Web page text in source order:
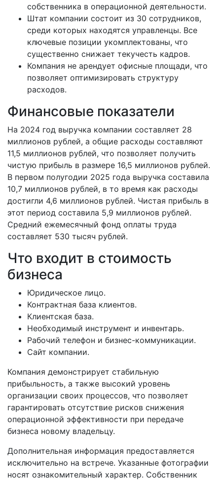
собственника в операционной деятельности.
Штат компании состоит из 30 сотрудников,
среди которых находятся управленцы. Все
ключевые позиции укомплектованы, что
существенно снижает текучесть кадров.
Компания не арендует офисные площади, что
позволяет оптимизировать структуру
расходов.
Финансовые показатели
На 2024 год выручка компании составляет 28
миллионов рублей, а общие расходы составляют
11,5 миллионов рублей, что позволяет получить
чистую прибыль в размере 16,5 миллионов рублей.
В первом полугодии 2025 года выручка составила
10,7 миллионов рублей, в то время как расходы
достигли 4,6 миллионов рублей. Чистая прибыль в
этот период составила 5,9 миллионов рублей.
Средний ежемесячный фонд оплаты труда
составляет 530 тысяч рублей.
Что входит в стоимость
бизнеса
Юридическое лицо.
Контрактная база клиентов.
Клиентская база.
Необходимый инструмент и инвентарь.
Рабочий телефон и бизнес-коммуникации.
Сайт компании.
Компания демонстрирует стабильную
прибыльность, а также высокий уровень
организации своих процессов, что позволяет
гарантировать отсутствие рисков снижения
операционной эффективности при передаче
бизнеса новому владельцу.
Дополнительная информация предоставляется
исключительно на встрече. Указанные фотографии
носят ознакомительный характер. Собственник